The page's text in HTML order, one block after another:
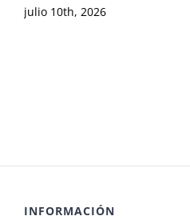
julio 10th, 2026
INFORMACIÓN